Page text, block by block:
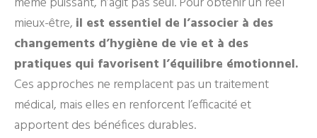
mieux-être, il est essentiel de l’associer à des
changements d’hygiène de vie et à des
pratiques qui favorisent l’équilibre émotionnel.
Ces approches ne remplacent pas un traitement
médical, mais elles en renforcent l’efficacité et
apportent des bénéfices durables.